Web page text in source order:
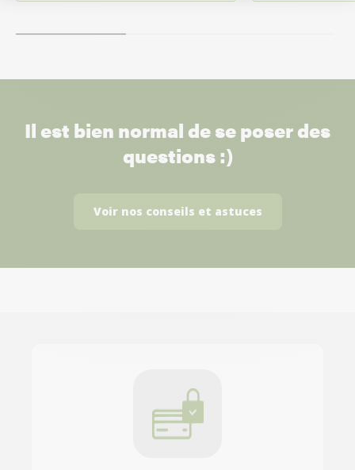
Il est bien normal de se poser des
questions :)
Voir nos conseils et astuces